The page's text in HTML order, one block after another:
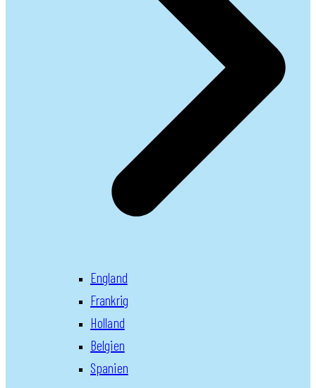
England
Frankrig
Holland
Belgien
Spanien